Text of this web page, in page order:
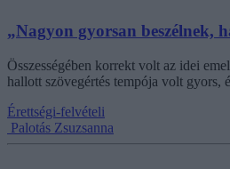
„Nagyon gyorsan beszélnek,
Összességében korrekt volt az idei
hallott szövegértés tempója volt gyors,
Érettségi-felvételi
Palotás Zsuzsanna